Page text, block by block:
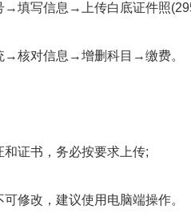
写信息→上传白底证件照
核对信息→增删科目→缴费。
证书，务必按要求上传;
改，建议使用电脑端操作。